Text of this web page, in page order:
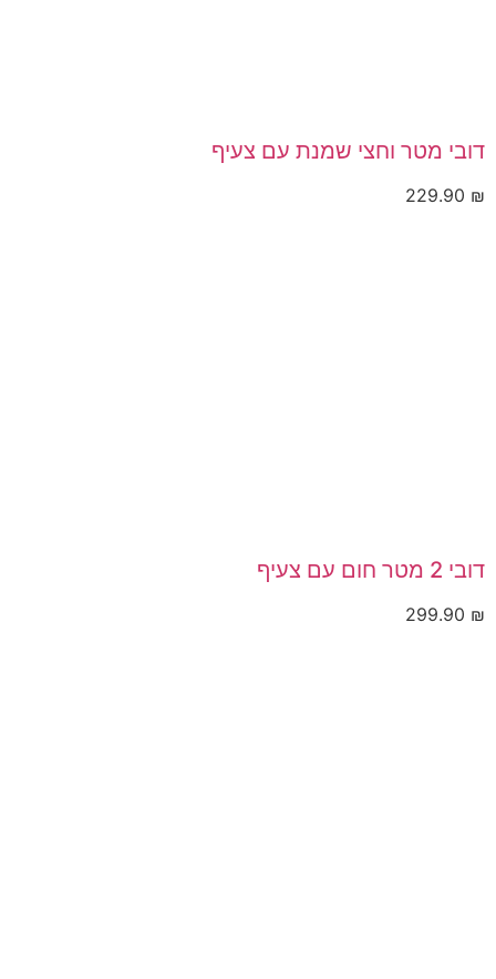
דובי מטר וחצי שמנת עם צעיף
₪
דובי 2 מטר חום עם צעיף
₪